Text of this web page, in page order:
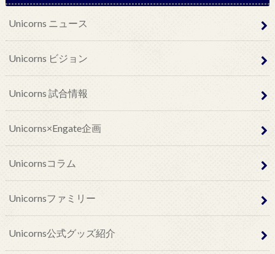
Unicorns ニュース
Unicorns ビジョン
Unicorns 試合情報
Unicorns×Engate企画
Unicornsコラム
Unicornsファミリー
Unicorns公式グッズ紹介